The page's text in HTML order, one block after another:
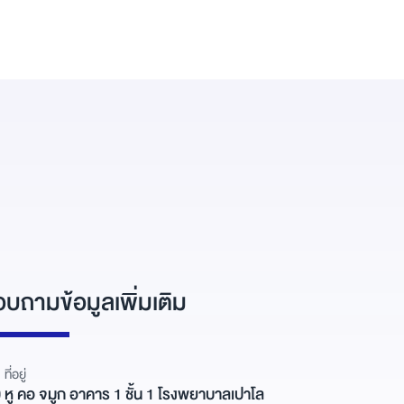
ถามข้อมูลเพิ่มเติม
ที่อยู่
หู คอ จมูก อาคาร 1 ชั้น 1 โรงพยาบาลเปาโล